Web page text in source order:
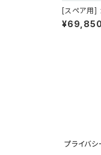
[スペア用]
ニター
¥69,850
プライバ